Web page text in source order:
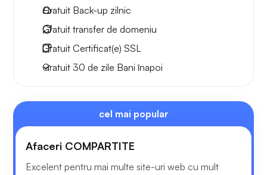
Gratuit Back-up zilnic
Gratuit transfer de domeniu
Gratuit Certificat(e) SSL
Gratuit 30 de zile Bani înapoi
cel mai popular
Afaceri COMPARTITE
Excelent pentru mai multe site-uri web cu mult